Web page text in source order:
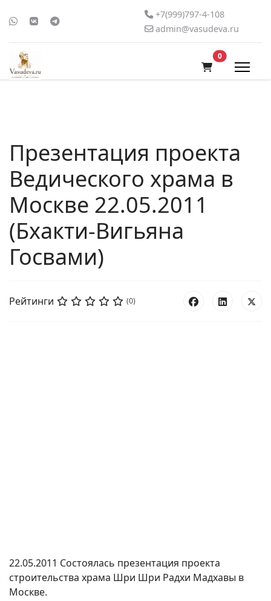
+7(999)797-4-108
admin@vasudeva.ru
0В корзину
Презентация проекта
Ведического храма в
Москве 22.05.2011
(Бхакти-Вигьяна
Госвами)
Рейтинги (0)
22.05.2011 Состоялась презентация проекта
строительства храма Шри Шри Радхи Мадхавы в
Москве.